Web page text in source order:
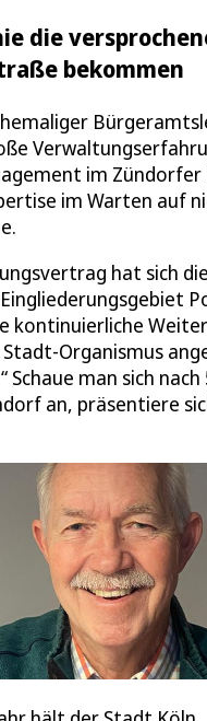
die
bekommen
im
im Warten auf
hat sich
kontinuierliche
Organismus
man sich nach
an, präsentiere